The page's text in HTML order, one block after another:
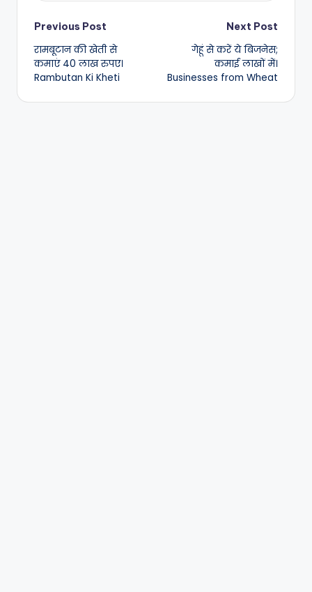
Post
navigation
Previous Post
रामबूटान की खेती से
कमाएं 40 लाख रुपए।
Rambutan Ki Kheti
Next Post
गेहूं से करें ये बिजनेस;
कमाई लाखों में।
Businesses from Wheat